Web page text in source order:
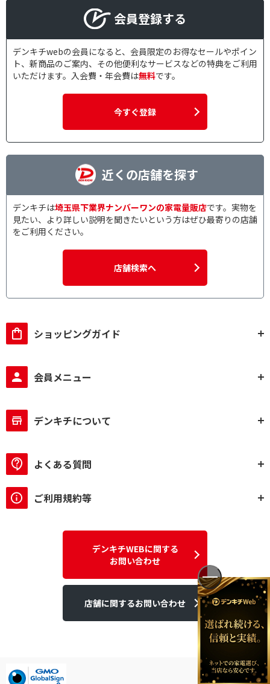
会員登録する
デンキチwebの会員になると、会員限定のお得なセールやポイン
ト、新商品のご案内、その他便利なサービスなどの特典をご利用
いただけます。入会費・年会費は無料です。
今すぐ登録
近くの店舗を探す
デンキチは埼玉県下業界ナンバーワンの家電量販店です。実物を
見たい、より詳しい説明を聞きたいという方はぜひ最寄りの店舗
をご利用ください。
店舗検索へ
ショッピングガイド
会員メニュー
デンキチについて
よくある質問
ご利用規約等
デンキチWEBに関する
お問い合わせ
店舗に関するお問い合わせ